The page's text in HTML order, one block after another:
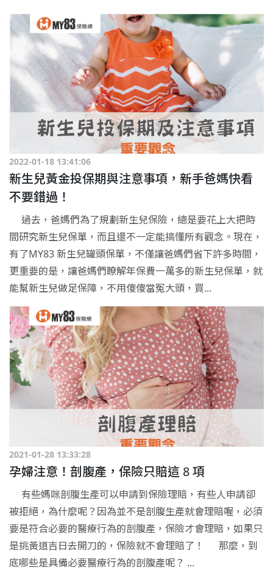
2022-01-18 13:41:06
新生兒黃金投保期與注意事項，新手爸媽快看
不要錯過！
過去，爸媽們為了規劃新生兒保險，總是要花上大把時
間研究新生兒保單，而且還不一定能搞懂所有觀念。現在，
有了MY83 新生兒罐頭保單，不僅讓爸媽們省下許多時間，
更重要的是，讓爸媽們瞭解年保費一萬多的新生兒保單，就
能幫新生兒做足保障，不用傻傻當冤大頭，買...
2021-01-28 13:33:28
孕婦注意！剖腹產，保險只賠這 8 項
有些媽咪剖腹生產可以申請到保險理賠，有些人申請卻
被拒絕，為什麼呢？因為並不是剖腹生產就會理賠喔，必須
要是符合必要的醫療行為的剖腹產，保險才會理賠，如果只
是挑黃道吉日去開刀的，保險就不會理賠了！ 那麼，到
底哪些是具備必要醫療行為的剖腹產呢？ ...